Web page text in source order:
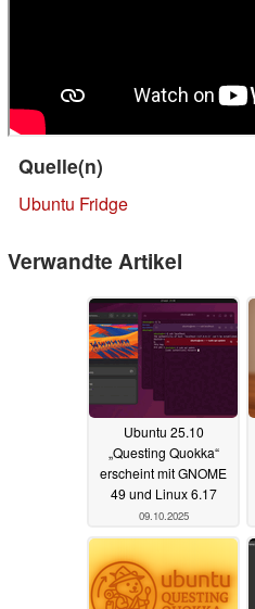
Quelle(n)
Ubuntu Fridge
Verwandte Artikel
Ubuntu 25.10
„Questing Quokka“
erscheint mit GNOME
49 und Linux 6.17
09.10.2025